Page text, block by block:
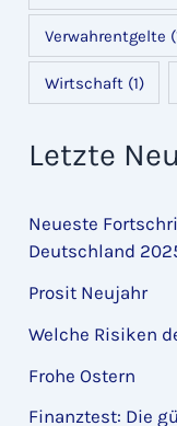
Verwahrentgelte
Wirtschaft(1)
Letzte
Neueste
Deutschland
Prosit Neujahr
Welche Risiken
Frohe Ostern
Finanztest: Die